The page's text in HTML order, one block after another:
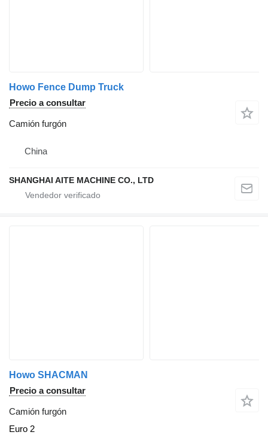
Howo Fence Dump Truck
Precio a consultar
Camión furgón
China
SHANGHAI AITE MACHINE CO., LTD
Howo SHACMAN
Precio a consultar
Camión furgón
Euro 2